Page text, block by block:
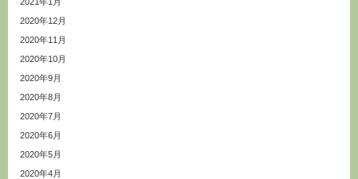
2020年12月
2020年11月
2020年10月
2020年9月
2020年8月
2020年7月
2020年6月
2020年5月
2020年4月